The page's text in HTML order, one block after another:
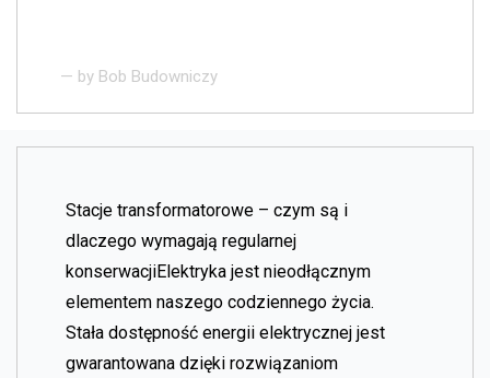
— by Bob Budowniczy
Stacje transformatorowe – czym są i
dlaczego wymagają regularnej
konserwacjiElektryka jest nieodłącznym
elementem naszego codziennego życia.
Stała dostępność energii elektrycznej jest
gwarantowana dzięki rozwiązaniom